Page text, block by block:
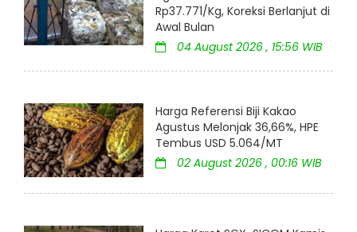
Rp37.771/Kg, Koreksi Berlanjut di
Awal Bulan
04 August 2026 , 15:56 WIB
Harga Referensi Biji Kakao
Agustus Melonjak 36,66%, HPE
Tembus USD 5.064/MT
02 August 2026 , 00:16 WIB